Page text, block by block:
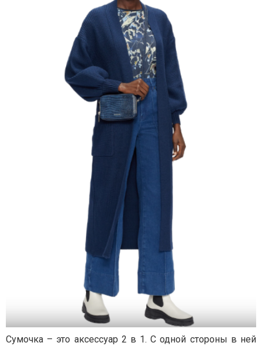
Сумочка – это аксессуар 2 в 1. С одной стороны в ней